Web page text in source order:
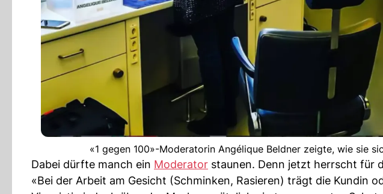
«1 gegen 100»-Moderatorin Angélique Beldner zeigte, wie sie
Dabei dürfte manch ein Moderator staunen. Denn jetzt herrscht für
«Bei der Arbeit am Gesicht (Schminken, Rasieren) trägt die Kundin